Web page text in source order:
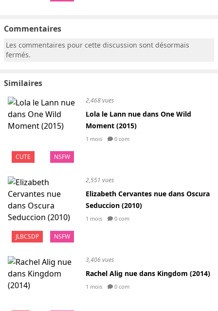
Commentaires
Les commentaires pour cette discussion sont désormais
fermés.
Similaires
CUTE NSFW
2,468 vues
Lola le Lann nue dans One Wild
Moment (2015)
1 mois 0 com
JLBCSDP NSFW
2,551 vues
Elizabeth Cervantes nue dans Oscura
Seduccion (2010)
1 mois 0 com
3,406 vues
Rachel Alig nue dans Kingdom (2014)
1 mois 0 com